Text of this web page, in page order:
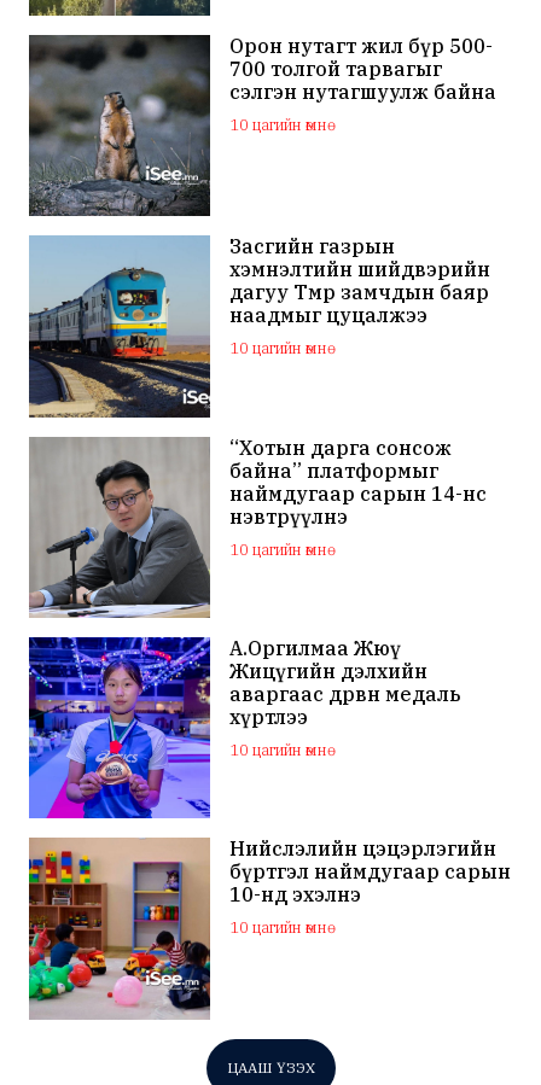
Орон нутагт жил бүр 500-
700 толгой тарвагыг
сэлгэн нутагшуулж байна
10 цагийн өмнө
Засгийн газрын
хэмнэлтийн шийдвэрийн
дагуу Төмөр замчдын баяр
наадмыг цуцалжээ
10 цагийн өмнө
“Хотын дарга сонсож
байна” платформыг
наймдугаар сарын 14-нөөс
нэвтрүүлнэ
10 цагийн өмнө
А.Оргилмаа Жюү
Жицүгийн дэлхийн
аваргаас дөрвөн медаль
хүртлээ
10 цагийн өмнө
Нийслэлийн цэцэрлэгийн
бүртгэл наймдугаар сарын
10-нд эхэлнэ
10 цагийн өмнө
ЦААШ ҮЗЭХ